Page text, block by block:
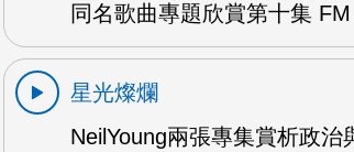
同名歌曲專題欣賞第十集 FM
星光燦爛
NeilYoung兩張專集賞析政治